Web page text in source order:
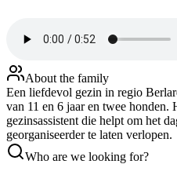
About the family
Een liefdevol gezin in regio
van 11 en 6 jaar en twee honden.
gezinsassistent die helpt om het
georganiseerder te laten verlopen.
Who are we looking for?